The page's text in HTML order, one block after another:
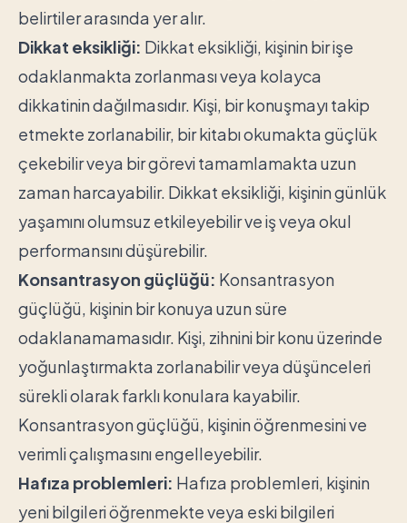
belirtiler arasında yer alır.
Dikkat eksikliği: Dikkat eksikliği, kişinin bir işe
odaklanmakta zorlanması veya kolayca
dikkatinin dağılmasıdır. Kişi, bir konuşmayı takip
etmekte zorlanabilir, bir kitabı okumakta güçlük
çekebilir veya bir görevi tamamlamakta uzun
zaman harcayabilir. Dikkat eksikliği, kişinin günlük
yaşamını olumsuz etkileyebilir ve iş veya okul
performansını düşürebilir.
Konsantrasyon güçlüğü: Konsantrasyon
güçlüğü, kişinin bir konuya uzun süre
odaklanamamasıdır. Kişi, zihnini bir konu üzerinde
yoğunlaştırmakta zorlanabilir veya düşünceleri
sürekli olarak farklı konulara kayabilir.
Konsantrasyon güçlüğü, kişinin öğrenmesini ve
verimli çalışmasını engelleyebilir.
Hafıza problemleri: Hafıza problemleri, kişinin
yeni bilgileri öğrenmekte veya eski bilgileri